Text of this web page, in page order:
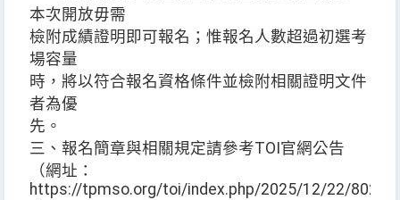
本次開放毋需
檢附成績證明即可報名；惟報名人數超過初選考
場容量
時，將以符合報名資格條件並檢附相關證明文件
者為優
先。
三、報名簡章與相關規定請參考TOI官網公告
（網址：
https://tpmso.org/toi/index.php/2025/12/22/8022